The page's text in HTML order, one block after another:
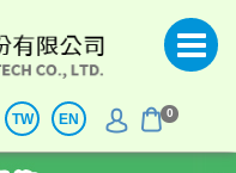
0
TW EN